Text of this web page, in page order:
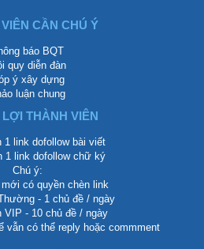
CẦN CHÚ Ý
báo BQT
quy diễn đàn
ý xây dựng
luận chung
THÀNH VIÊN
link dofollow bài viết
1 link dofollow chữ ký
Chú ý:
có quyền chèn link
- 1 chủ đề / ngày
VIP - 10 chủ đề / ngày
vẫn có thể reply hoặc commment